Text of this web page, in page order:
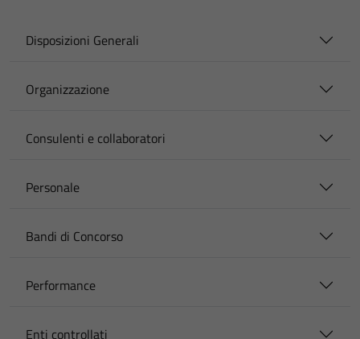
Disposizioni Generali
Organizzazione
Consulenti e collaboratori
Personale
Bandi di Concorso
Performance
Enti controllati